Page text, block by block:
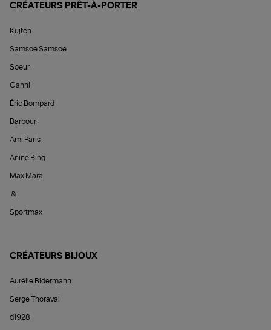
CRÉATEURS PRÊT-À-PORTER
Kujten
Samsoe Samsoe
Soeur
Ganni
Éric Bompard
Barbour
Ami Paris
Anine Bing
Max Mara
&
Sportmax
CRÉATEURS BIJOUX
Aurélie Bidermann
Serge Thoraval
d1928